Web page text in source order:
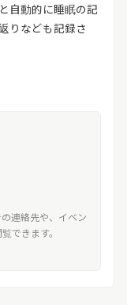
自動的に睡眠の記
りなども記録さ
連絡先や、イベン
できます。